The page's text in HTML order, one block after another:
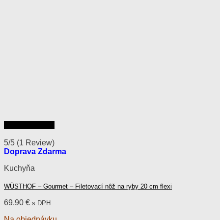
5/5 (1 Review)
Doprava Zdarma
Kuchyňa
WÜSTHOF – Gourmet – Filetovací nôž na ryby 20 cm flexi
69,90 € s DPH